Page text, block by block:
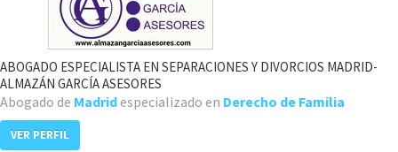
ABOGADO ESPECIALISTA EN SEPARACIONES Y DIVORCIOS MADRID-
ALMAZÁN GARCÍA ASESORES
Abogado de Madrid especializado en Derecho de Familia
VER PERFIL